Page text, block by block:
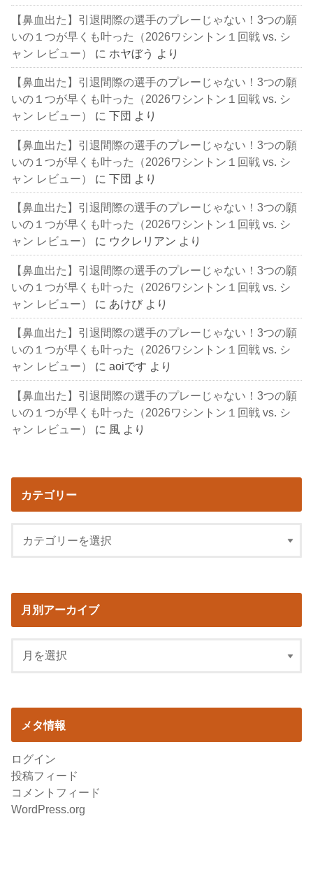
【鼻血出た】引退間際の選手のプレーじゃない！3つの願
いの１つが早くも叶った（2026ワシントン１回戦 vs. シ
ャン レビュー）
に ホヤぼう より
【鼻血出た】引退間際の選手のプレーじゃない！3つの願
いの１つが早くも叶った（2026ワシントン１回戦 vs. シ
ャン レビュー）
に下団 より
【鼻血出た】引退間際の選手のプレーじゃない！3つの願
いの１つが早くも叶った（2026ワシントン１回戦 vs. シ
ャン レビュー）
に下団 より
【鼻血出た】引退間際の選手のプレーじゃない！3つの願
いの１つが早くも叶った（2026ワシントン１回戦 vs. シ
ャン レビュー）
に ウクレリアン より
【鼻血出た】引退間際の選手のプレーじゃない！3つの願
いの１つが早くも叶った（2026ワシントン１回戦 vs. シ
ャン レビュー）
に あけび より
【鼻血出た】引退間際の選手のプレーじゃない！3つの願
いの１つが早くも叶った（2026ワシントン１回戦 vs. シ
ャン レビュー）
にaoiです より
【鼻血出た】引退間際の選手のプレーじゃない！3つの願
いの１つが早くも叶った（2026ワシントン１回戦 vs. シ
ャン レビュー）
に 風 より
カテゴリー
月別アーカイブ
メタ情報
ログイン
投稿フィード
コメントフィード
WordPress.org